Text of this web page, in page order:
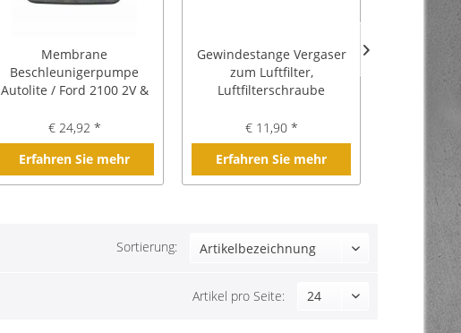
Membrane
Beschleunigerpumpe
Autolite / Ford 2100 2V &
€ 24,92 *
Erfahren Sie mehr
Gewindestange Vergaser
zum Luftfilter,
Luftfilterschraube
€ 11,90 *
Erfahren Sie mehr
Sortierung:
Artikel pro Seite: